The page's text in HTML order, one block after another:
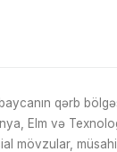
qərb
Elm və
mövzular,